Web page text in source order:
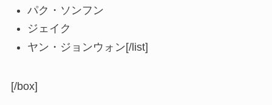
パク・ソンフン
ジェイク
ヤン・ジョンウォン[/list]
[/box]